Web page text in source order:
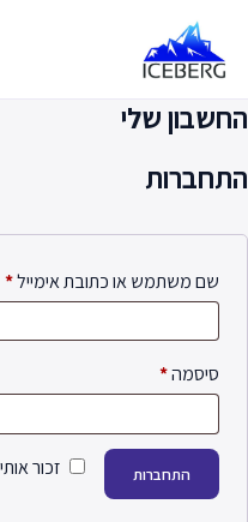
content
החשבון שלי
התחברות
שם משתמש או כתובת אימייל*
סיסמה*חובה
זכור אותי התחברות